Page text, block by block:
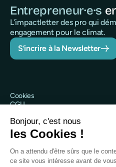
Entrepreneur·e·s
L’impactletter des pro qui
engagement pour le climat.
S’incrire à la Newsletter
@Qileo 2025
Cookies
CGU
Sécurité
Mentions légales